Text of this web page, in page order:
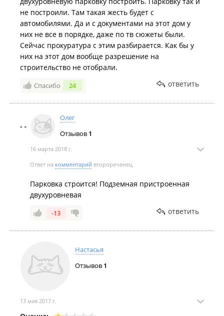
не построили. Там такая жесть будет с
автомобилями. Да и с документами на этот дом у
них не все в порядке, даже по тв сюжеты были.
Сейчас прокуратура с этим разбирается. Как бы у
них на этот дом вообще разрешение на
строительство не отобрали.
Спасибо 24 ответить
Олег
Отзывов 1
16 марта 2018 г.
Ответ на комментарий второреченец
Парковка строится! Подземная пристроенная
двухуровневая
-13 ответить
Настасья
Отзывов 1
13 мая 2017 г.